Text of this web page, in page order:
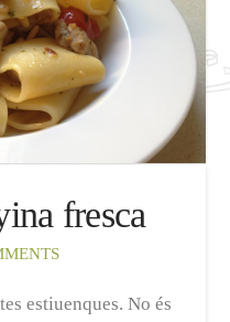
fresca
estiuenques. No és